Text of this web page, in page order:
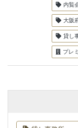
内覧
大阪
貸し
プレ